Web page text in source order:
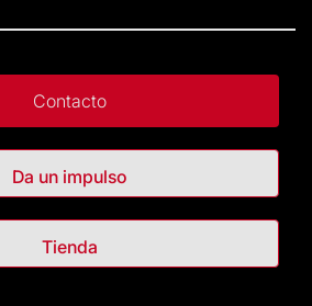
Contacto
Da un impulso
Tienda